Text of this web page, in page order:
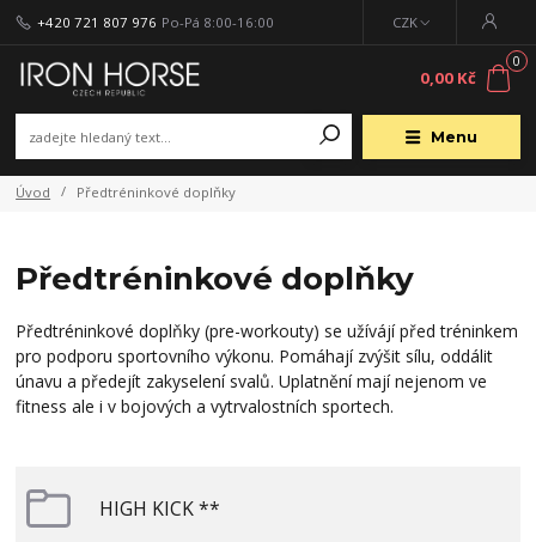
Menu
CZK
+420 721 807 976 Po-Pá 8:00-16:00
0
0,00 Kč
Úvod Předtréninkové doplňky
Předtréninkové doplňky
Předtréninkové doplňky (pre-workouty) se užívájí před tréninkem
pro podporu sportovního výkonu. Pomáhají zvýšit sílu, oddálit
únavu a předejít zakyselení svalů. Uplatnění mají nejenom ve
fitness ale i v bojových a vytrvalostních sportech.
HIGH KICK **